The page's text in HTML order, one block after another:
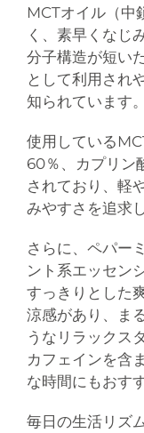
MCTオイル（中
く、素早くなじ
分子構造が短い
として利用され
知られています。
使用している
60％、カプリン
されており、軽
みやすさを追求
さらに、ペパー
ント系エッセン
すっきりとした
涼感があり、ま
うなリラックス
カフェインを含
な時間にもおす
毎日の生活リズ